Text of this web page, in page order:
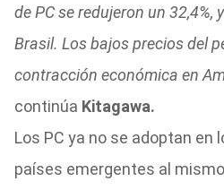
de PC se redujeron un 32,4%,
Brasil. Los bajos precios del
contracción económica en
continúa Kitagawa.
Los PC ya no se adoptan en
países emergentes al